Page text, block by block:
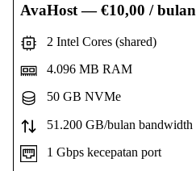
AvaHost— €10,00 / bulan
2 Intel Cores (shared)
4.096 MB RAM
50 GB NVMe
51.200 GB/bulan bandwidth
1 Gbps kecepatan port